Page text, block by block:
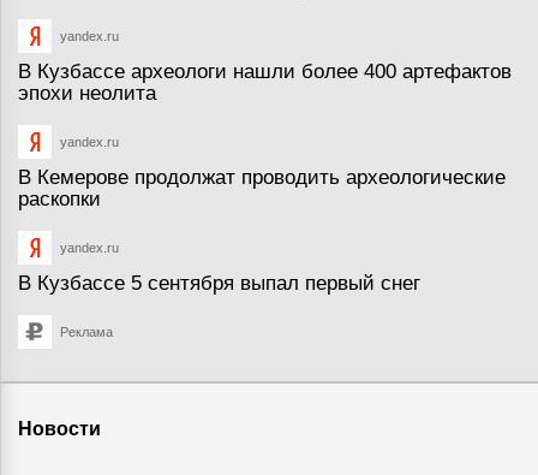
yandex.ru
В Кузбассе археологи нашли более 400 артефактов
эпохи неолита
yandex.ru
В Кемерове продолжат проводить археологические
раскопки
yandex.ru
В Кузбассе 5 сентября выпал первый снег
Реклама
Новости